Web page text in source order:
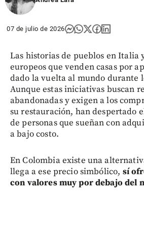
07 de julio de 2026
Las historias de pueblos en Italia
europeos que venden casas por
dado la vuelta al mundo durante
Aunque estas iniciativas buscan
abandonadas y exigen a los
su restauración, han despertado
de personas que sueñan con
a bajo costo.
En Colombia existe una
llega a ese precio simbólico, sí
con valores muy por debajo del